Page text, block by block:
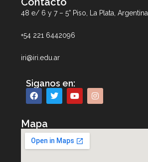
48 e/ 6 y 7 – 5° Piso, La Plata, Argentina
+54 221 6442096
iri@iri.edu.ar
Siganos en:
Mapa